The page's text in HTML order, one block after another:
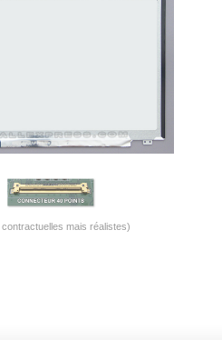
mais réalistes)